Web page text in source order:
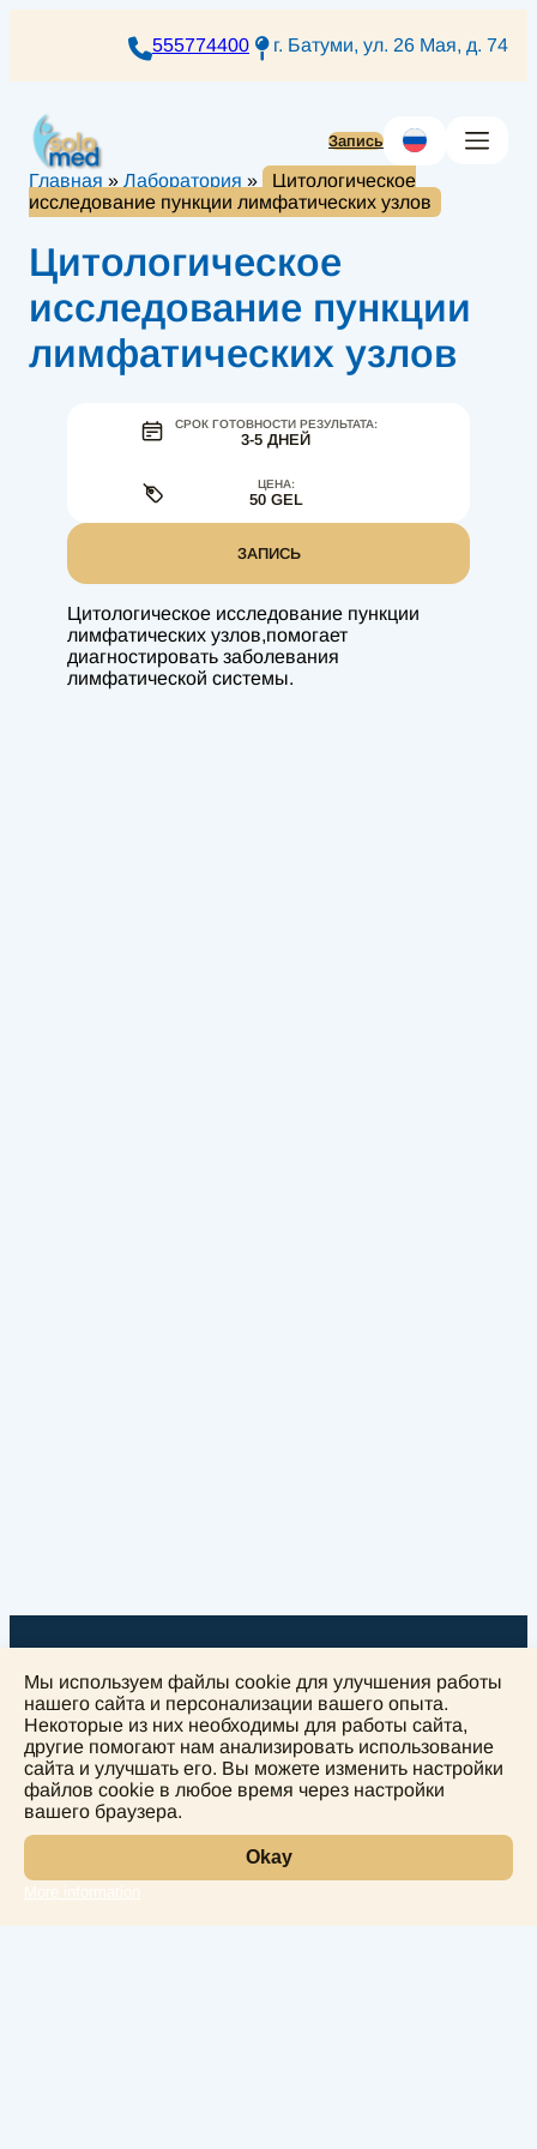
555774400 г. Батуми, ул. 26 Мая, д. 74
Запись
Главная » Лаборатория »
Цитологическое
исследование пункции лимфатических узлов
Цитологическое
исследование пункции
лимфатических узлов
Цитологическое исследование пункции
лимфатических узлов,помогает
диагностировать заболевания
лимфатической системы.
СРОК ГОТОВНОСТИ РЕЗУЛЬТАТА:
3-5 ДНЕЙ
ЦЕНА:
50 GEL
ЗАПИСЬ
+
Мы используем файлы cookie для улучшения работы
нашего сайта и персонализации вашего опыта.
Некоторые из них необходимы для работы сайта,
другие помогают нам анализировать использование
сайта и улучшать его. Вы можете изменить настройки
файлов cookie в любое время через настройки
вашего браузера.
Okay
More information